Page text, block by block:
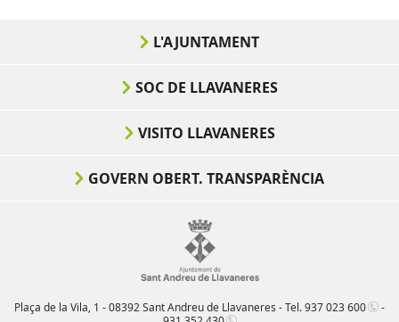
L'AJUNTAMENT
SOC DE LLAVANERES
VISITO LLAVANERES
GOVERN OBERT. TRANSPARÈNCIA
Plaça de la Vila, 1 - 08392 Sant Andreu de Llavaneres - Tel.937 023 600
-